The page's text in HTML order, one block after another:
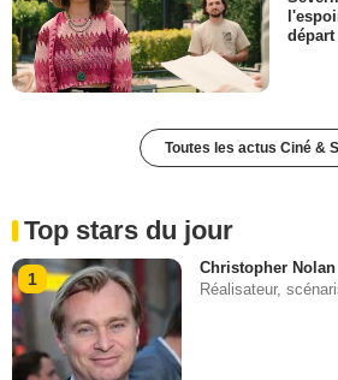
départ
Toutes les actus Ciné &
Top stars du jour
1
Christopher Nolan
Réalisateur,